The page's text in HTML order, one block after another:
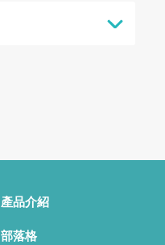
產品介紹
部落格